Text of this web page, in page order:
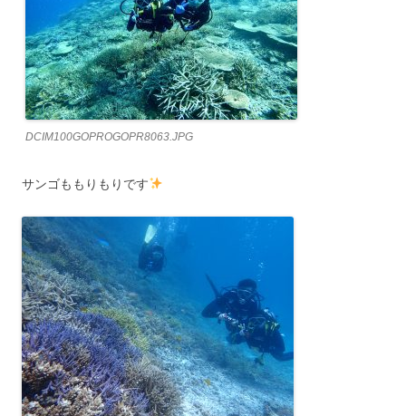
DCIM100GOPROGOPR8063.JPG
サンゴももりもりです